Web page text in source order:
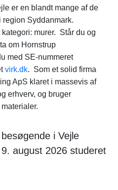
er en blandt mange af de
region Syddanmark.
murer. Står du og
om Hornstrup
med SE-nummeret
virk.dk. Som et solid firma
ApS klaret i massevis af
erhverv, og bruger
i Vejle
august 2026 studeret